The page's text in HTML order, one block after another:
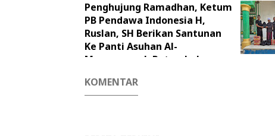
Penghujung Ramadhan, Ketum
PB Pendawa Indonesia H,
Ruslan, SH Berikan Santunan
Ke Panti Asuhan Al-
Munawwaroh Patumbak.
KOMENTAR